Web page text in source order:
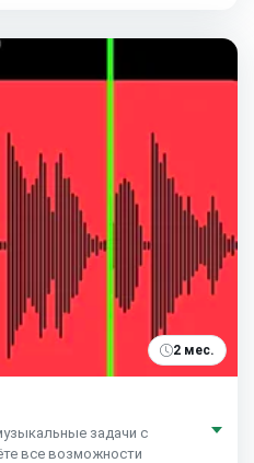
2 мес.
задачи с
все возможности